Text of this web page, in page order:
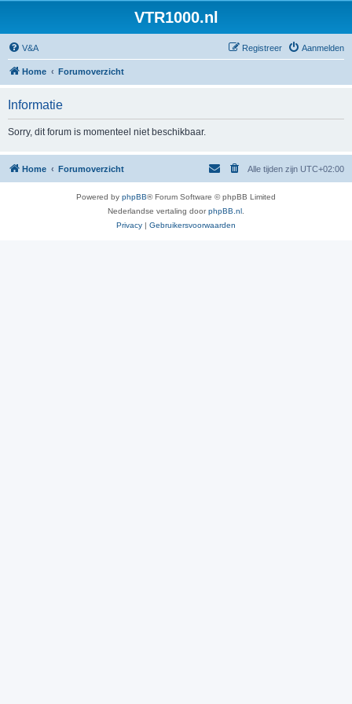
VTR1000.nl
V&A Aanmelden
Registreer
Home Forumoverzicht
Informatie
Sorry, dit forum is momenteel niet beschikbaar.
Home Forumoverzicht Alle tijden zijn UTC+02:00
Powered by phpBB® Forum Software © phpBB Limited
Nederlandse vertaling doorphpBB.nl
Privacy | Gebruikersvoorwaarden